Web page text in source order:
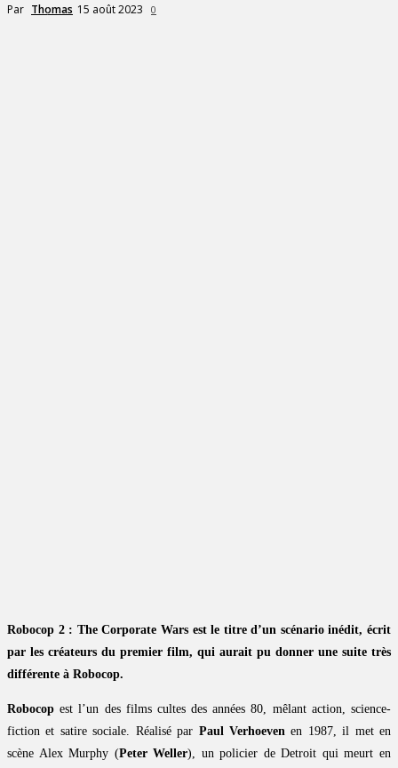
Par Thomas 15 août 2023 0
Robocop 2 : The Corporate Wars est le titre d’un scénario inédit, écrit
par les créateurs du premier film, qui aurait pu donner une suite très
différente à Robocop.
Robocop est l’un des films cultes des années 80, mêlant action, science-
fiction et satire sociale. Réalisé par Paul Verhoevenen 1987, il met en
scène Alex Murphy (Peter Weller), un policier de Detroit qui meurt en